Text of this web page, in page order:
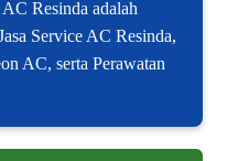
Resinda adalah
Service AC Resinda,
AC, serta Perawatan